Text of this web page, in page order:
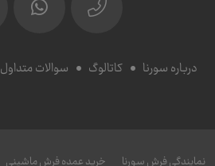
درباره سورنا کاتالوگ سوالات متداول
نمایندگی فرش سورنا خرید عمده فرش ماشینی